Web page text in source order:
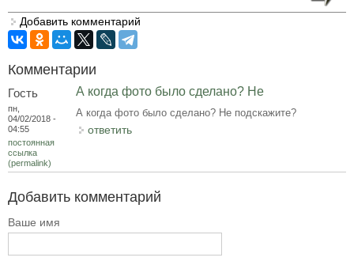
Добавить комментарий
Комментарии
Гость
пн,
04/02/2018 -
04:55
постоянная
ссылка
(permalink)
А когда фото было сделано? Не
А когда фото было сделано? Не подскажите?
ответить
Добавить комментарий
Ваше имя